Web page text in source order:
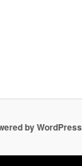
by WordPress